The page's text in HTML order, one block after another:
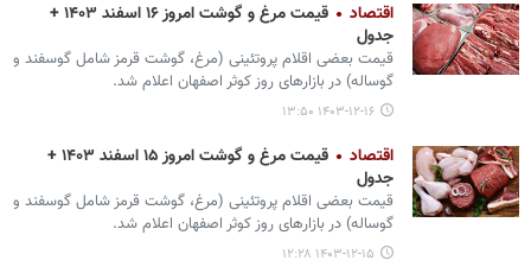
اقتصاد
قیمت مرغ و گوشت امروز ۱۶ اسفند ۱۴۰۳ +
جدول
قیمت بعضی اقلام پروتئینی (مرغ، گوشت قرمز شامل گوسفند و
گوساله) در بازارهای روز کوثر اصفهان اعلام شد.
۱۴۰۳-۱۲-۱۶ ۱۳:۵۰
اقتصاد
قیمت مرغ و گوشت امروز ۱۵ اسفند ۱۴۰۳ +
جدول
قیمت بعضی اقلام پروتئینی (مرغ، گوشت قرمز شامل گوسفند و
گوساله) در بازارهای روز کوثر اصفهان اعلام شد.
۱۴۰۳-۱۲-۱۵ ۱۲:۲۸